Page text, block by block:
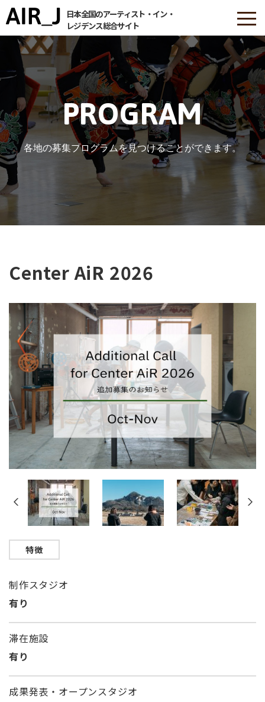
日本全国のアーティスト・イン・
レジデンス総合サイト
PROGRAM
各地の募集プログラムを見つけることができます。
Center AiR 2026
特徴
制作スタジオ
有り
滞在施設
有り
成果発表・オープンスタジオ